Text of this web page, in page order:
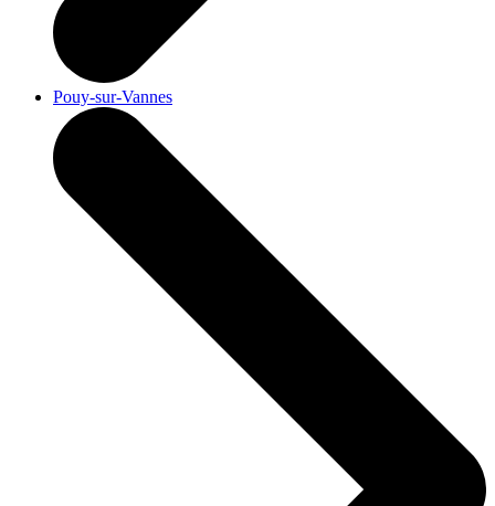
Pouy-sur-Vannes